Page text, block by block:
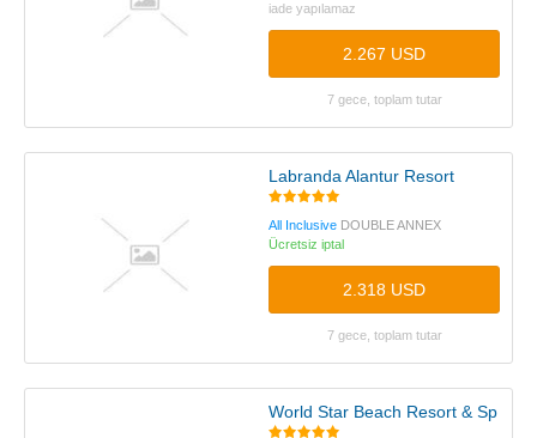
iade yapılamaz
2.267 USD
7 gece, toplam tutar
Labranda Alantur Resort
All Inclusive DOUBLE ANNEX
Ücretsiz iptal
2.318 USD
7 gece, toplam tutar
World Star Beach Resort & Spa